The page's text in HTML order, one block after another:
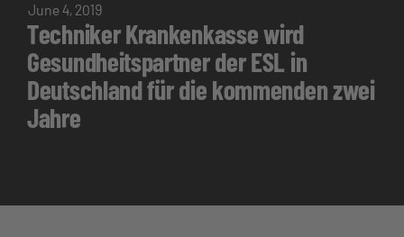
June 4, 2019
Techniker Krankenkasse wird
Gesundheitspartner der ESL in
Deutschland für die kommenden zwei
Jahre